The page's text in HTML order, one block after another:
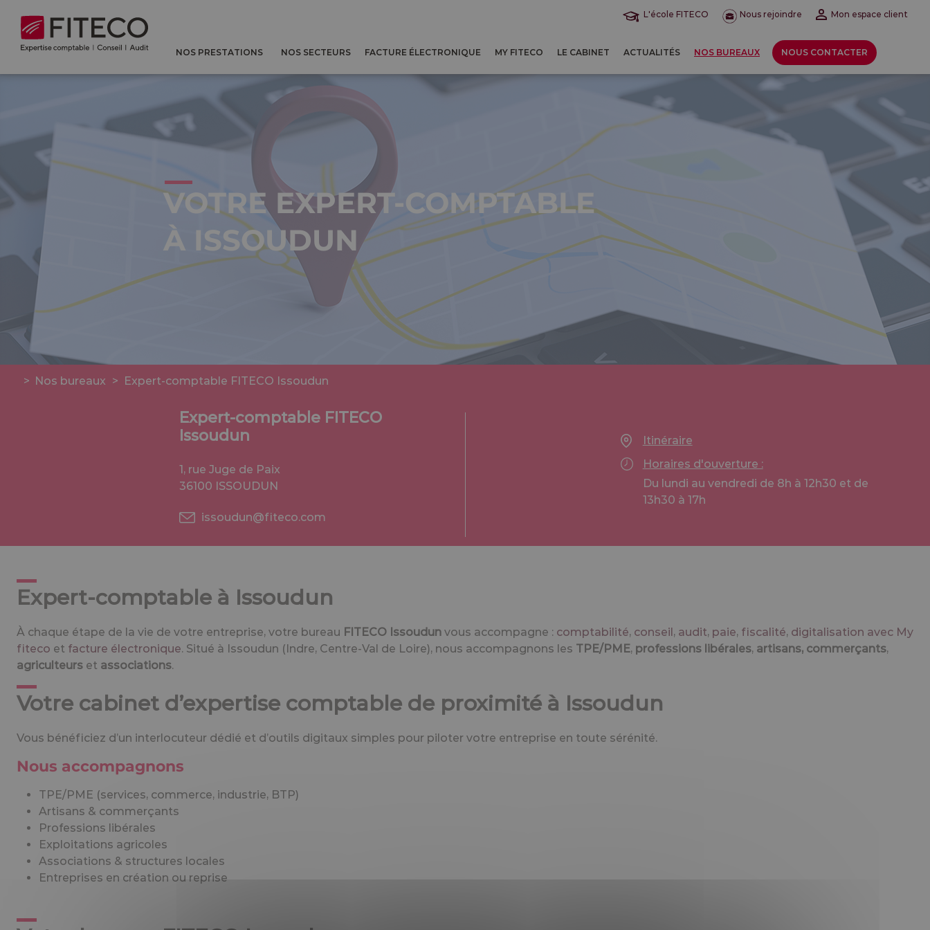
L'école FITECO Nous rejoindre Mon espace client
NOS PRESTATIONS NOS SECTEURS FACTURE ÉLECTRONIQUE MY FITECO LE CABINET ACTUALITÉS NOS BUREAUX NOUS CONTACTER
VOTRE EXPERT-COMPTABLE
À ISSOUDUN
> Nos bureaux > Expert-comptable FITECO Issoudun
Expert-comptable FITECO
Issoudun
1, rue Juge de Paix
36100 ISSOUDUN
issoudun@fiteco.com
Itinéraire
Horaires d'ouverture :
Du lundi au vendredi de 8h à 12h30 et de
13h30 à 17h
Expert-comptable à Issoudun
À chaque étape de la vie de votre entreprise, votre bureau FITECO Issoudun vous accompagne : comptabilité, conseil, audit, paie, fiscalité, digitalisation avec My
fiteco et facture électronique. Situé à Issoudun (Indre, Centre-Val de Loire), nous accompagnons les TPE/PME, professions libérales, artisans, commerçants,
agriculteurs et associations.
Votre cabinet d’expertise comptable de proximité à Issoudun
Vous bénéficiez d’un interlocuteur dédié et d’outils digitaux simples pour piloter votre entreprise en toute sérénité.
Nous accompagnons
TPE/PME (services, commerce, industrie, BTP)
Artisans & commerçants
Professions libérales
Exploitations agricoles
Associations & structures locales
Entreprises en création ou reprise